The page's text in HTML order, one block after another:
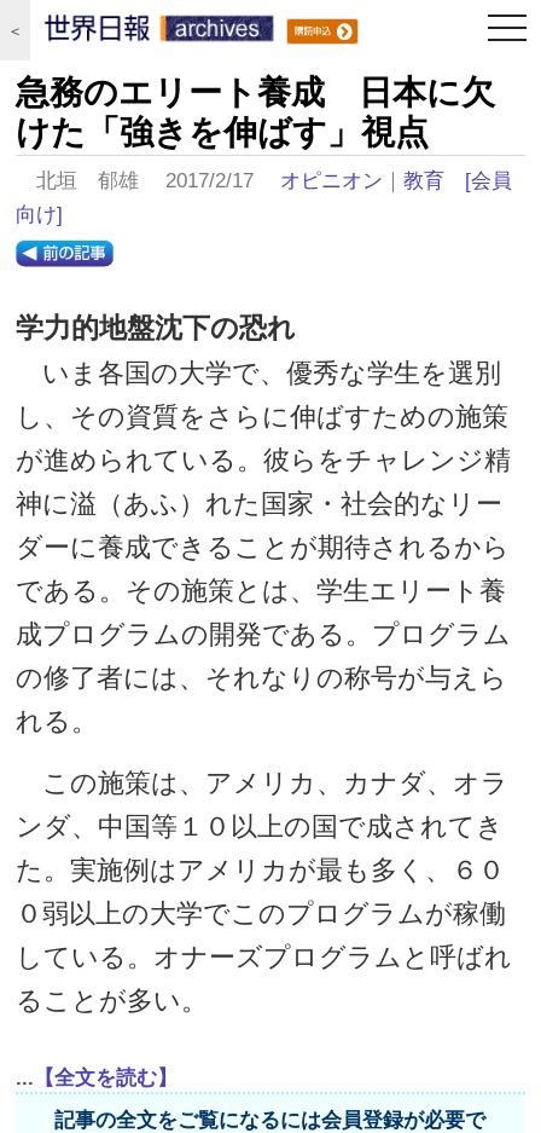
＜
急務のエリート養成 日本に欠
けた「強きを伸ばす」視点
北垣 郁雄 2017/2/17 オピニオン ｜教育
[会員
向け]
学力的地盤沈下の恐れ
いま各国の大学で、優秀な学生を選別
し、その資質をさらに伸ばすための施策
が進められている。彼らをチャレンジ精
神に溢（あふ）れた国家・社会的なリー
ダーに養成できることが期待されるから
である。その施策とは、学生エリート養
成プログラムの開発である。プログラム
の修了者には、それなりの称号が与えら
れる。
この施策は、アメリカ、カナダ、オラ
ンダ、中国等１０以上の国で成されてき
た。実施例はアメリカが最も多く、６０
０弱以上の大学でこのプログラムが稼働
している。オナーズプログラムと呼ばれ
ることが多い。
...【全文を読む】
記事の全文をご覧になるには会員登録が必要で